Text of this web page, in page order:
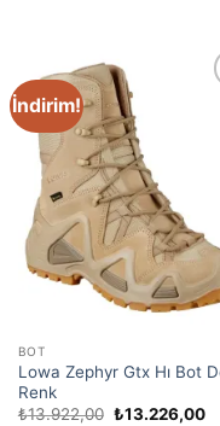
İndirim!
BOT
Lowa Zephyr Gtx Hı Bot
Renk
₺13.922,00 ₺13.226,00